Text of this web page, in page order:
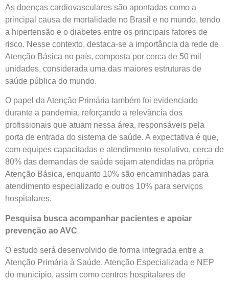
As doenças cardiovasculares são apontadas como a
principal causa de mortalidade no Brasil e no mundo, tendo
a hipertensão e o diabetes entre os principais fatores de
risco. Nesse contexto, destaca-se a importância da rede de
Atenção Básica no país, composta por cerca de 50 mil
unidades, considerada uma das maiores estruturas de
saúde pública do mundo.
O papel da Atenção Primária também foi evidenciado
durante a pandemia, reforçando a relevância dos
profissionais que atuam nessa área, responsáveis pela
porta de entrada do sistema de saúde. A expectativa é que,
com equipes capacitadas e atendimento resolutivo, cerca de
80% das demandas de saúde sejam atendidas na própria
Atenção Básica, enquanto 10% são encaminhadas para
atendimento especializado e outros 10% para serviços
hospitalares.
Pesquisa busca acompanhar pacientes e apoiar
prevenção ao AVC
O estudo será desenvolvido de forma integrada entre a
Atenção Primária à Saúde, Atenção Especializada e NEP
do município, assim como centros hospitalares de